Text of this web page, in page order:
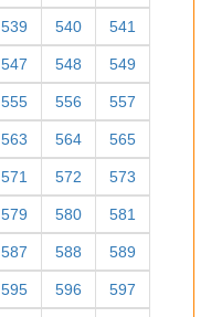
539 540 541
547 548 549
555 556 557
563 564 565
571 572 573
579 580 581
587 588 589
595 596 597